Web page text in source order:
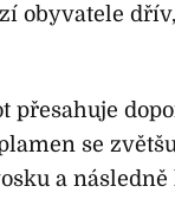
obyvatele
přesahuje
se
a